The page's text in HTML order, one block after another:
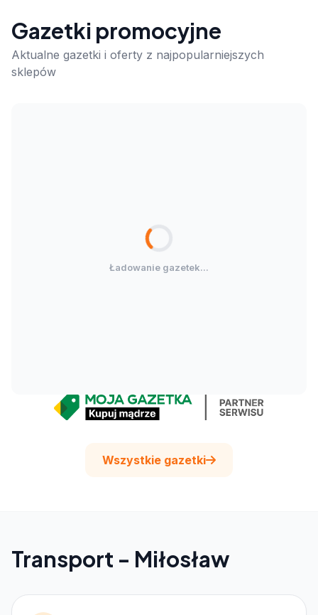
Gazetki promocyjne
Aktualne gazetki i oferty z najpopularniejszych
sklepów
Ładowanie gazetek...
Wszystkie gazetki
Transport - Miłosław